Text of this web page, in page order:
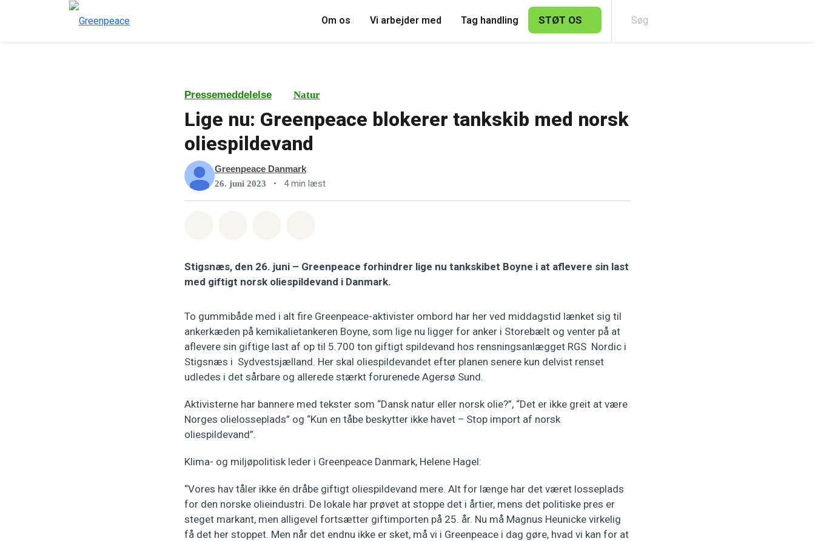
Om os Vi arbejder med Tag handling STØT OS
Pressemeddelelse Natur
Lige nu: Greenpeace blokerer tankskib med norsk
oliespildevand
Greenpeace Danmark
26. juni 2023 • 4 min læst
Stigsnæs, den 26. juni – Greenpeace forhindrer lige nu tankskibet Boyne i at aflevere sin last
med giftigt norsk oliespildevand i Danmark.
To gummibåde med i alt fire Greenpeace-aktivister ombord har her ved middagstid lænket sig til
ankerkæden på kemikalietankeren Boyne, som lige nu ligger for anker i Storebælt og venter på at
aflevere sin giftige last af op til 5.700 ton giftigt spildevand hos rensningsanlægget RGS Nordic i
Stigsnæs i Sydvestsjælland. Her skal oliespildevandet efter planen senere kun delvist renset
udledes i det sårbare og allerede stærkt forurenede Agersø Sund.
Aktivisterne har bannere med tekster som “Dansk natur eller norsk olie?”, “Det er ikke greit at være
Norges olielosseplads” og “Kun en tåbe beskytter ikke havet – Stop import af norsk
oliespildevand”.
Klima- og miljøpolitisk leder i Greenpeace Danmark, Helene Hagel:
“Vores hav tåler ikke én dråbe giftigt oliespildevand mere. Alt for længe har det været losseplads
for den norske olieindustri. De lokale har prøvet at stoppe det i årtier, mens det politiske pres er
steget markant, men alligevel fortsætter giftimporten på 25. år. Nu må Magnus Heunicke virkelig
få det her stoppet. Men når det endnu ikke er sket, må vi i Greenpeace i dag gøre, hvad vi kan for at